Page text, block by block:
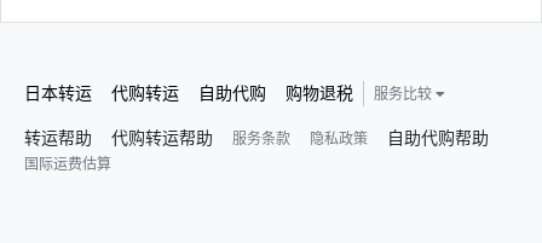
日本转运 代购转运 自助代购 购物退税 服务比较
转运帮助 代购转运帮助 服务条款 隐私政策 自助代购帮助
国际运费估算